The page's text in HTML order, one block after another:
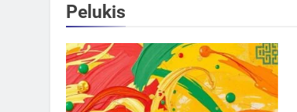
Pelukis